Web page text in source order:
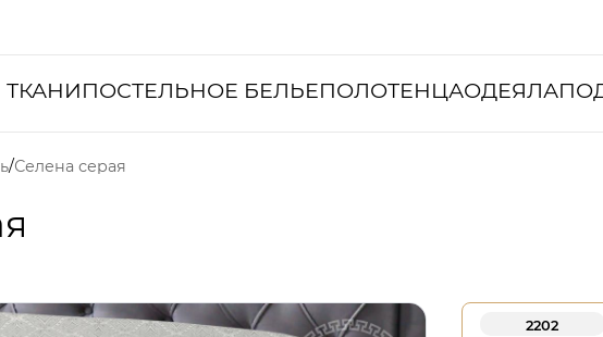
ТКАНИПОСТЕЛЬНОЕ БЕЛЬЕПОЛОТЕНЦАОДЕЯЛА
Селена серая
2202